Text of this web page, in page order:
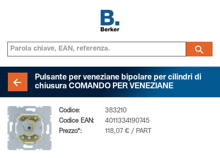
Pulsante per veneziane bipolare per cilindri di
chiusura COMANDO PER VENEZIANE
Codice:
383210
Codice EAN:
4011334190745
Prezzo*:
118,07 € / PART